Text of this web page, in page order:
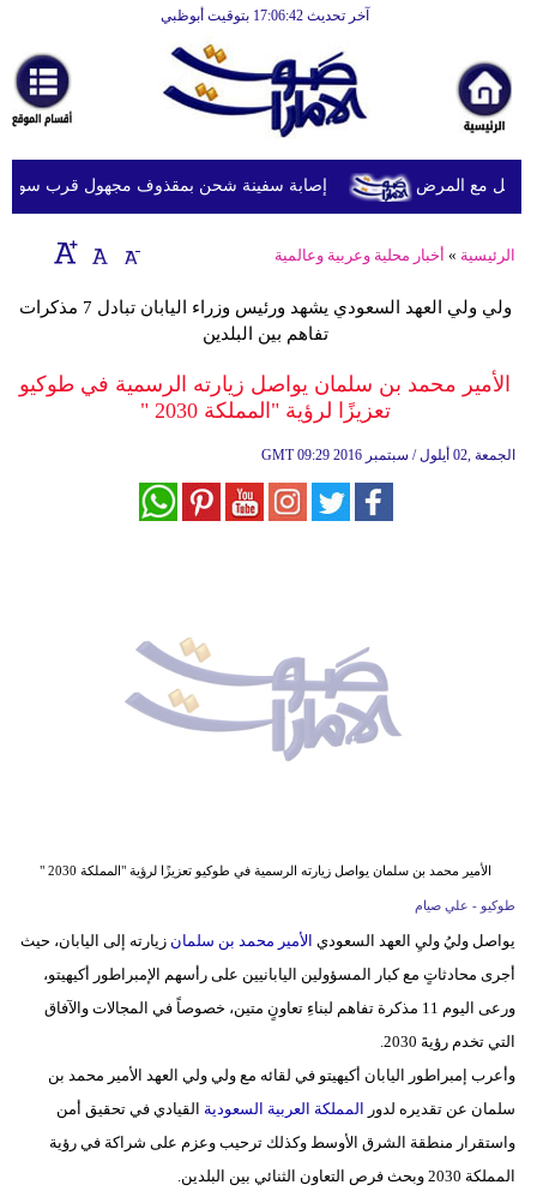
آخر تحديث 17:06:42 بتوقيت أبوظبي
أخبارعاجلة
رياضة
ثقافة
إقتصاد
وموسيقى
أزياء
أزياء
علوم
وتكنولوجيا
مدوَّنات
أبراج
إصابة سفينة شحن بمقذوف مجهول قرب سواحل مع المرض
الرئيسية » أخبار محلية وعربية وعالمية
ولي ولي العهد السعودي يشهد ورئيس وزراء اليابان تبادل 7 مذكرات
تفاهم بين البلدين
الأمير محمد بن سلمان يواصل زيارته الرسمية في طوكيو
تعزيزًا لرؤية "المملكة 2030 "
GMT 09:29 2016 الجمعة ,02 أيلول / سبتمبر
الأمير محمد بن سلمان يواصل زيارته الرسمية في طوكيو تعزيزًا لرؤية "المملكة 2030 "
طوكيو - علي صيام
يواصل وليُ وليِ العهد السعودي الأمير محمد بن سلمان زيارته إلى اليابان، حيث
أجرى محادثاتٍ مع كبار المسؤولين اليابانيين على رأسهم الإمبراطور أكيهيتو،
ورعى اليوم 11 مذكرة تفاهم لبناءِ تعاونٍ متين، خصوصاً في المجالات والآفاق
التي تخدم رؤيةَ 2030.
وأعرب إمبراطور اليابان أكيهيتو في لقائه مع ولي ولي العهد الأمير محمد بن
سلمان عن تقديره لدور المملكة العربية السعودية القيادي في تحقيق أمن
واستقرار منطقة الشرق الأوسط وكذلك ترحيب وعزم على شراكة في رؤية
المملكة 2030 وبحث فرص التعاون الثنائي بين البلدين.